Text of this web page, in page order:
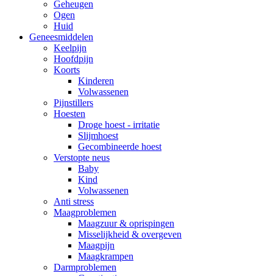
Geheugen
Ogen
Huid
Geneesmiddelen
Keelpijn
Hoofdpijn
Koorts
Kinderen
Volwassenen
Pijnstillers
Hoesten
Droge hoest - irritatie
Slijmhoest
Gecombineerde hoest
Verstopte neus
Baby
Kind
Volwassenen
Anti stress
Maagproblemen
Maagzuur & oprispingen
Misselijkheid & overgeven
Maagpijn
Maagkrampen
Darmproblemen